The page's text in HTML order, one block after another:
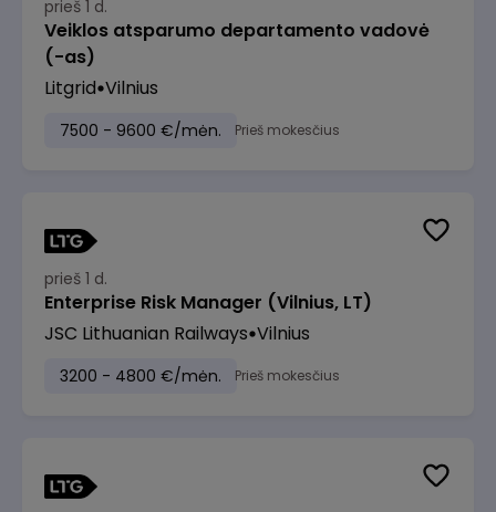
prieš 1 d.
Veiklos atsparumo departamento vadovė
(-as)
Litgrid Vilnius
7500 - 9600 €/mėn. Prieš mokesčius
prieš 1 d.
Enterprise Risk Manager (Vilnius, LT)
JSC Lithuanian Railways Vilnius
3200 - 4800 €/mėn. Prieš mokesčius